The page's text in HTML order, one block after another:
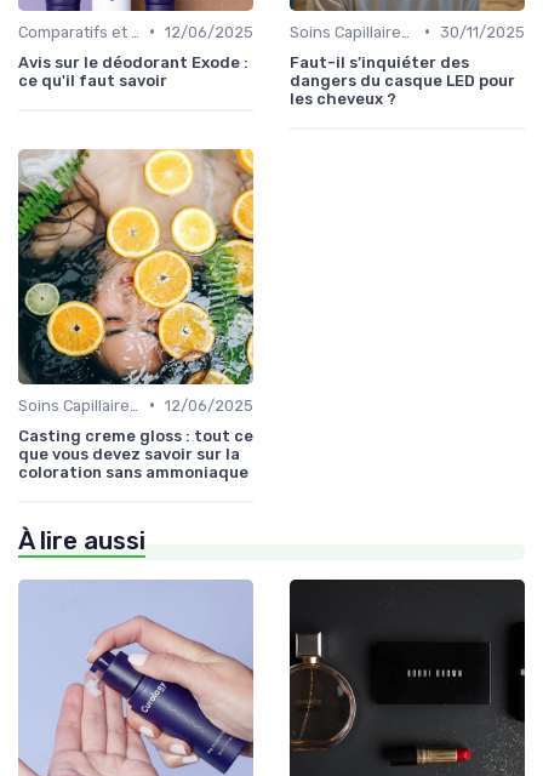
• 12/06/2025
Avis sur le déodorant Exode :
ce qu'il faut savoir
• 30/11/2025
Faut-il s’inquiéter des
dangers du casque LED pour
les cheveux ?
• 12/06/2025
Casting creme gloss : tout ce
que vous devez savoir sur la
coloration sans ammoniaque
À lire aussi